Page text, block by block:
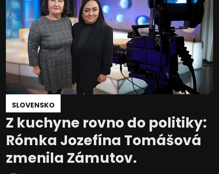
SLOVENSKO
Z kuchyne rovno do politiky:
Rómka Jozefína Tomášová
zmenila Zámutov.